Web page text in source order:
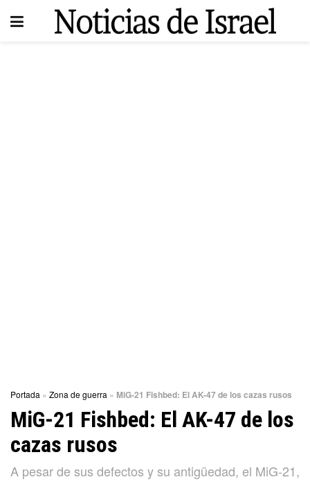
Portada » Zona de guerra » MiG-21 Fishbed: El AK-47 de los cazas rusos
MiG-21 Fishbed: El AK-47 de los
cazas rusos
A pesar de sus defectos y su antigüedad, el MiG-21,